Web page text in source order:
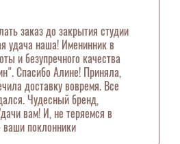
заказ до закрытия студии
удача наша! Именинник в
и безупречного качества
Спасибо Алине! Приняла,
доставку вовремя. Все
Чудесный бренд,
вам! И, не теряемся в
ваши поклонники